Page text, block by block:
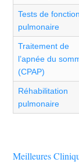
Tests de fonction
pulmonaire
Traitement de
l’apnée du
(CPAP)
Réhabilitation
pulmonaire
Meilleures